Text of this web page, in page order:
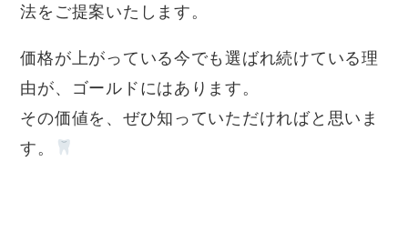
法をご提案いたします。
価格が上がっている今でも選ばれ続けている理
由が、ゴールドにはあります。
その価値を、ぜひ知っていただければと思いま
す。